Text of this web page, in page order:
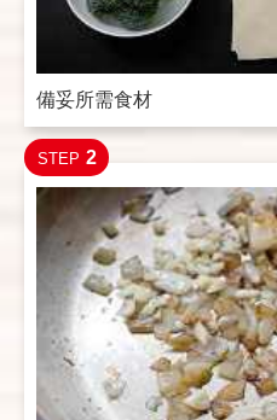
備妥所需食材
STEP 2